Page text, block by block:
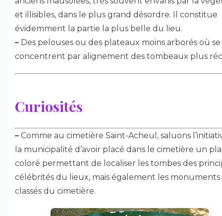
et illisibles, dans le plus grand désordre. Il constitue
évidemment la partie la plus belle du lieu.
– Des pelouses ou des plateaux moins arborés où se
concentrent par alignement des tombeaux plus
Curiosités
– Comme au cimetière Saint-Acheul, saluons
la municipalité d’avoir placé dans le cimetière un
coloré permettant de localiser les tombes des
célébrités du lieux, mais également les monuments
classés du cimetière.